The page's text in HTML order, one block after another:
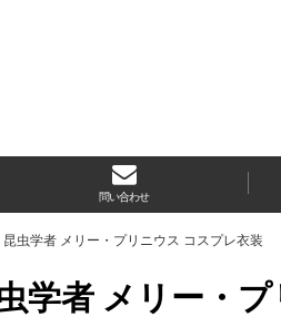
問い合わせ
虫学者 メリー・プリニウス コスプレ衣装
学者 メリー・